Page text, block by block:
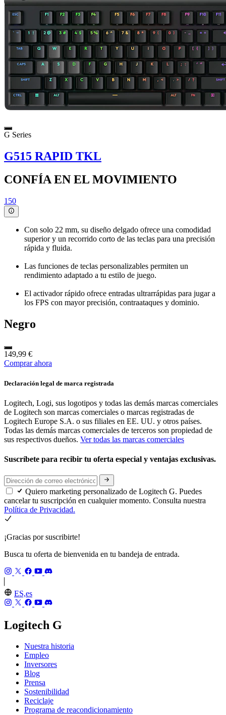
G Series
G515 RAPID TKL
CONFÍA EN EL MOVIMIENTO
150
Con solo 22 mm, su diseño delgado ofrece una comodidad
superior y un recorrido corto de las teclas para una precisión
rápida y fluida.
Las funciones de teclas personalizables permiten un
rendimiento adaptado a tu estilo de juego.
El activador rápido ofrece entradas ultrarrápidas para jugar a
los FPS con mayor precisión, contraataques y dominio.
Negro
149,99 €
Comprar ahora
Declaración legal de marca registrada
Logitech, Logi, sus logotipos y todas las demás marcas comerciales
de Logitech son marcas comerciales o marcas registradas de
Logitech Europe S.A. o sus filiales en EE. UU. y otros países.
Todas las demás marcas comerciales de terceros son propiedad de
sus respectivos dueños. Ver todas las marcas comerciales
Suscríbete para recibir tu oferta especial y ventajas exclusivas.
Quiero marketing personalizado de Logitech G. Puedes
cancelar tu suscripción en cualquier momento. Consulta nuestra
Política de Privacidad.
¡Gracias por suscribirte!
Busca tu oferta de bienvenida en tu bandeja de entrada.
ES,es
Logitech G
Nuestra historia
Empleo
Inversores
Blog
Prensa
Sostenibilidad
Reciclaje
Programa de reacondicionamiento